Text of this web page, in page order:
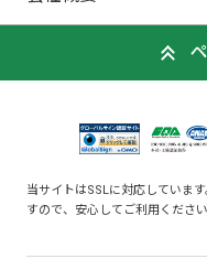
当サイトはSSLに対応していま
すので、安心してご利用ください